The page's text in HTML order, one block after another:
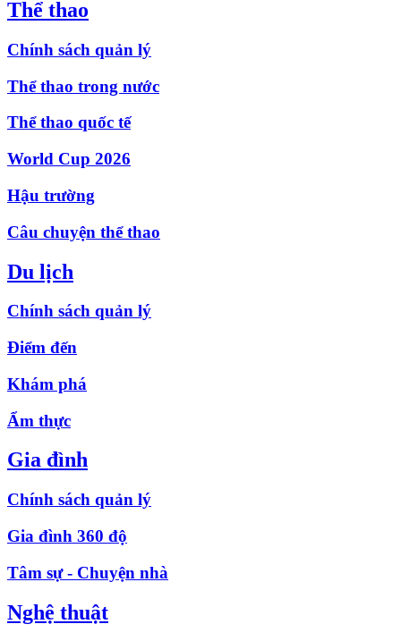
Thể thao
Chính sách quản lý
Thể thao trong nước
Thể thao quốc tế
World Cup 2026
Hậu trường
Câu chuyện thể thao
Du lịch
Chính sách quản lý
Điểm đến
Khám phá
Ẩm thực
Gia đình
Chính sách quản lý
Gia đình 360 độ
Tâm sự - Chuyện nhà
Nghệ thuật